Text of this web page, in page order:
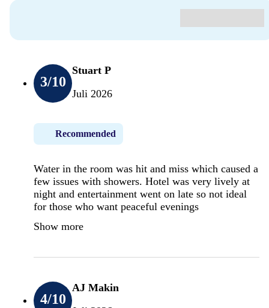
3/10
Stuart P
Juli 2026
Recommended
Water in the room was hit and miss which caused a
few issues with showers. Hotel was very lively at
night and entertainment went on late so not ideal
for those who want peaceful evenings
Show more
4/10
AJ Makin